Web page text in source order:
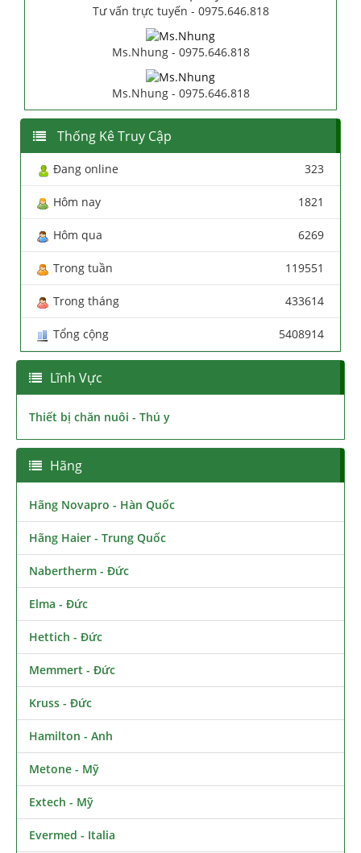
Tư vấn trực tuyến - 0975.646.818
Ms.Nhung - 0975.646.818
Ms.Nhung - 0975.646.818
Thống Kê Truy Cập
Đang online 323
Hôm nay 1821
Hôm qua 6269
Trong tuần 119551
Trong tháng 433614
Tổng cộng 5408914
Lĩnh Vực
Thiết bị chăn nuôi - Thú y
Hãng
Hãng Novapro - Hàn Quốc
Hãng Haier - Trung Quốc
Nabertherm - Đức
Elma - Đức
Hettich - Đức
Memmert - Đức
Kruss - Đức
Hamilton - Anh
Metone - Mỹ
Extech - Mỹ
Evermed - Italia